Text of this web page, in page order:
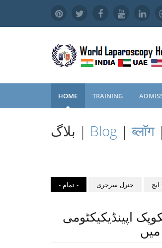
HOME TRAINING
بلاگ | Blog |ब्लॉग |
- تمام - جنرل سرجری ایچ
اپینڈیکیکٹومی